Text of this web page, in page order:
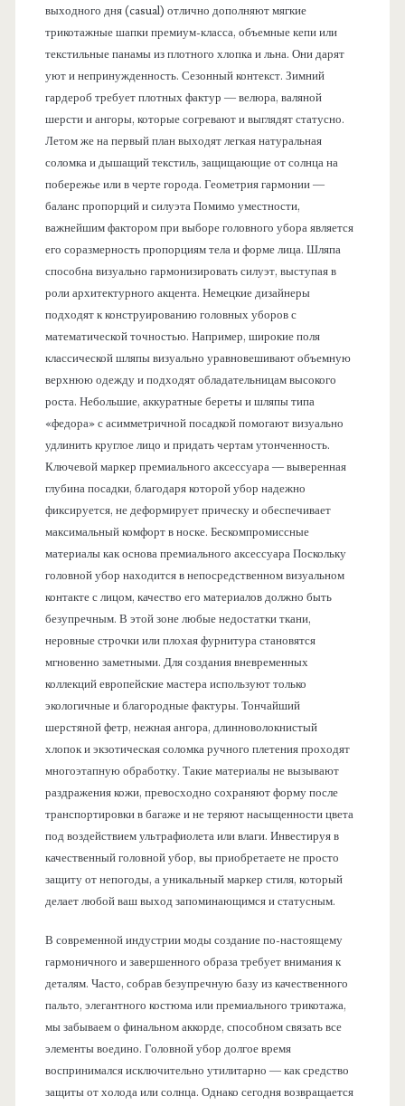
выходного дня (casual) отлично дополняют мягкие
трикотажные шапки премиум-класса, объемные кепи или
текстильные панамы из плотного хлопка и льна. Они дарят
уют и непринужденность. Сезонный контекст. Зимний
гардероб требует плотных фактур — велюра, валяной
шерсти и ангоры, которые согревают и выглядят статусно.
Летом же на первый план выходят легкая натуральная
соломка и дышащий текстиль, защищающие от солнца на
побережье или в черте города. Геометрия гармонии —
баланс пропорций и силуэта Помимо уместности,
важнейшим фактором при выборе головного убора является
его соразмерность пропорциям тела и форме лица. Шляпа
способна визуально гармонизировать силуэт, выступая в
роли архитектурного акцента. Немецкие дизайнеры
подходят к конструированию головных уборов с
математической точностью. Например, широкие поля
классической шляпы визуально уравновешивают объемную
верхнюю одежду и подходят обладательницам высокого
роста. Небольшие, аккуратные береты и шляпы типа
«федора» с асимметричной посадкой помогают визуально
удлинить круглое лицо и придать чертам утонченность.
Ключевой маркер премиального аксессуара — выверенная
глубина посадки, благодаря которой убор надежно
фиксируется, не деформирует прическу и обеспечивает
максимальный комфорт в носке. Бескомпромиссные
материалы как основа премиального аксессуара Поскольку
головной убор находится в непосредственном визуальном
контакте с лицом, качество его материалов должно быть
безупречным. В этой зоне любые недостатки ткани,
неровные строчки или плохая фурнитура становятся
мгновенно заметными. Для создания вневременных
коллекций европейские мастера используют только
экологичные и благородные фактуры. Тончайший
шерстяной фетр, нежная ангора, длинноволокнистый
хлопок и экзотическая соломка ручного плетения проходят
многоэтапную обработку. Такие материалы не вызывают
раздражения кожи, превосходно сохраняют форму после
транспортировки в багаже и не теряют насыщенности цвета
под воздействием ультрафиолета или влаги. Инвестируя в
качественный головной убор, вы приобретаете не просто
защиту от непогоды, а уникальный маркер стиля, который
делает любой ваш выход запоминающимся и статусным.
В современной индустрии моды создание по-настоящему
гармоничного и завершенного образа требует внимания к
деталям. Часто, собрав безупречную базу из качественного
пальто, элегантного костюма или премиального трикотажа,
мы забываем о финальном аккорде, способном связать все
элементы воедино. Головной убор долгое время
воспринимался исключительно утилитарно — как средство
защиты от холода или солнца. Однако сегодня возвращается